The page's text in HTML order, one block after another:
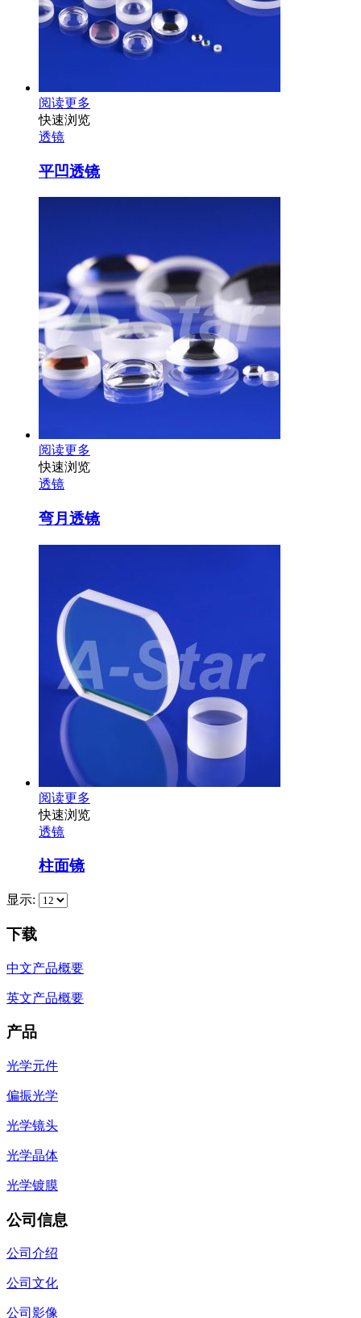
阅读更多
快速浏览
透镜
平凹透镜
阅读更多
快速浏览
透镜
弯月透镜
阅读更多
快速浏览
透镜
柱面镜
显示:
下载
中文产品概要
英文产品概要
产品
光学元件
偏振光学
光学镜头
光学晶体
光学镀膜
公司信息
公司介绍
公司文化
公司影像